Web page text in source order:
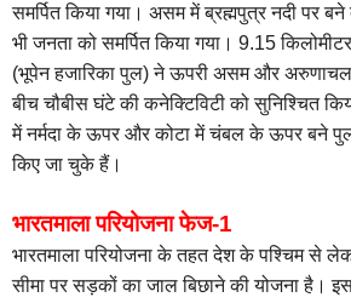
समर्पित किया गया। असम में ब्रह्मपुत्र नदी पर
भी जनता को समर्पित किया गया। 9.15
(भूपेन हजारिका पुल) ने ऊपरी असम और अरुणाचल
बीच चौबीस घंटे की कनेक्टिविटी को सुनिश्चित
में नर्मदा के ऊपर और कोटा में चंबल के ऊपर बने पुल
किए जा चुके हैं।
भारतमाला परियोजनाफेज-1
भारतमाला परियोजना के तहत देश के पश्चिम से
सीमा पर सड़कों का जाल बिछाने की योजना है।